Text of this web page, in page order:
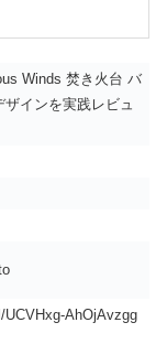
Winds 焚き火台 バ
インを実践レビュ
UCVHxg-AhOjAvzgg